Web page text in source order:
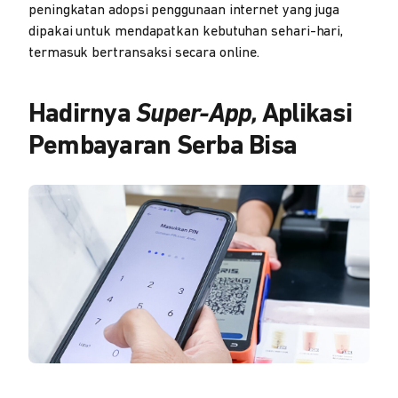
peningkatan adopsi penggunaan internet yang juga
dipakai untuk mendapatkan kebutuhan sehari-hari,
termasuk bertransaksi secara online.
HadirnyaSuper-App, Aplikasi
Pembayaran Serba Bisa